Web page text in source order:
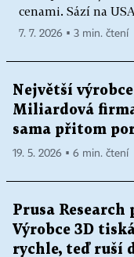
cenami. Sází na
7. 7. 2026 ▪ 3 min. čtení
Největší
Miliardová
sama přitom
19. 5. 2026 ▪ 6 min. čtení
Prusa
Výrobce 3D
rychle, teď ruší